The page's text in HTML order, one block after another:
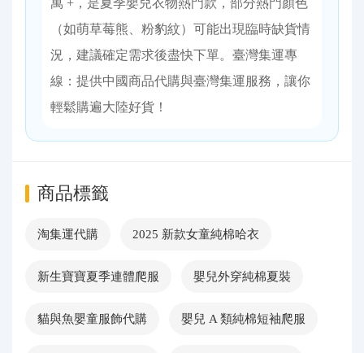
萬 +，是夏季嬰兒衣物熱門款，部分熱門顏色
（如萌草莓熊、粉豹紋）可能出現臨時缺貨情
況，建議確定需求後盡快下單。臺灣集運專
線：提供中國商品代購與臺灣集運服務，讓你
輕鬆購遍大陸好貨！
商品標籤
淘集運代購 2025 新款女童純棉哈衣
新生寶寶夏季連體爬服 嬰兒外穿純棉夏裝
貓與魚嬰童服飾代購 嬰兒 A 類純棉短袖爬服